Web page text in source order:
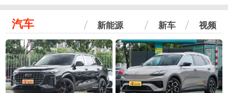
汽车 新能源 新车 视频